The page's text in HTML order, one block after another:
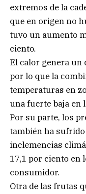
extremos de la
que en origen no
tuvo un aumento
ciento.
El calor genera un
por lo que la
temperaturas en
una fuerte baja en
Por su parte, los
también ha sufrido
inclemencias
17,1 por ciento en
consumidor.
Otra de las frutas